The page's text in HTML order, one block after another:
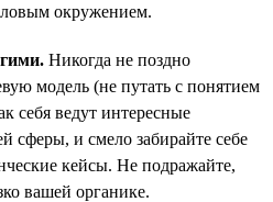
окружением.
Никогда не поздно
модель (не путать с понятием
себя ведут интересные
сферы, и смело забирайте себе
кейсы. Не подражайте,
вашей органике.